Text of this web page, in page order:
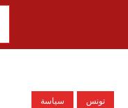
تونس سياسة